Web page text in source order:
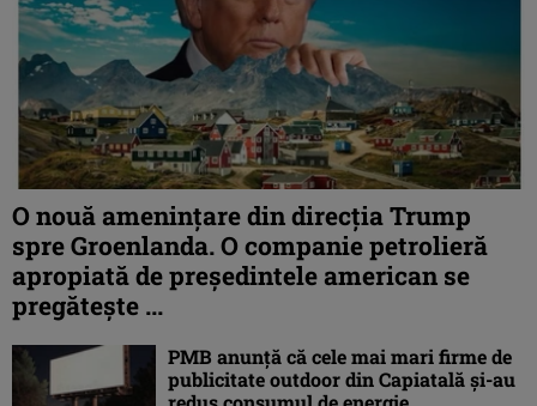
O nouă amenințare din direcția Trump
spre Groenlanda. O companie petrolieră
apropiată de președintele american se
pregătește ...
PMB anunță că cele mai mari firme de
publicitate outdoor din Capiatală și-au